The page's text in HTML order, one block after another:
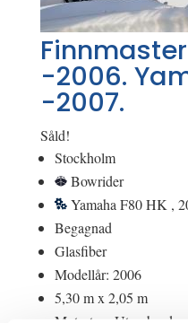
-2006.
-2007.
Såld!
Stockholm
Bowrider
Yamaha F80 HK ,
Begagnad
Glasfiber
Modellår: 2006
5,30 m x 2,05 m